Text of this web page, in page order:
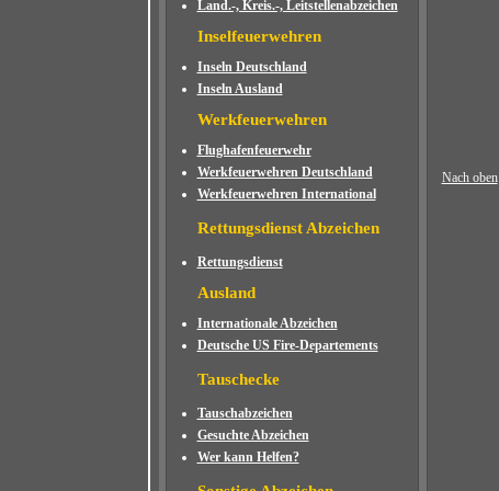
Land.-, Kreis.-, Leitstellenabzeichen
Inselfeuerwehren
Inseln Deutschland
Inseln Ausland
Werkfeuerwehren
Flughafenfeuerwehr
Werkfeuerwehren Deutschland
Werkfeuerwehren International
Rettungsdienst Abzeichen
Rettungsdienst
Ausland
Internationale Abzeichen
Deutsche US Fire-Departements
Tauschecke
Tauschabzeichen
Gesuchte Abzeichen
Wer kann Helfen?
Nach oben